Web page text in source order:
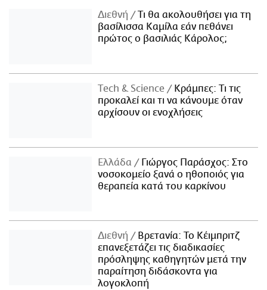
Διεθνή
Τι θα ακολουθήσει για τη
βασίλισσα Καμίλα εάν πεθάνει
πρώτος ο βασιλιάς Κάρολος;
Τech & Science
Κράμπες: Τι τις
προκαλεί και τι να κάνουμε όταν
αρχίσουν οι ενοχλήσεις
Ελλάδα
Γιώργος Παράσχος: Στο
νοσοκομείο ξανά ο ηθοποιός για
θεραπεία κατά του καρκίνου
Διεθνή
Βρετανία: Το Κέιμπριτζ
επανεξετάζει τις διαδικασίες
πρόσληψης καθηγητών μετά την
παραίτηση διδάσκοντα για
λογοκλοπή